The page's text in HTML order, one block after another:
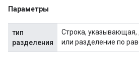
Параметры
тип
разделения
Строка, указывающая,
или разделение по